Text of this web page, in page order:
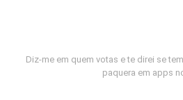
Diz-me em quem votas e te direi se
paquera em apps